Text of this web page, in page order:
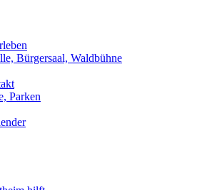
Bürgersaal, Waldbühne
Parken